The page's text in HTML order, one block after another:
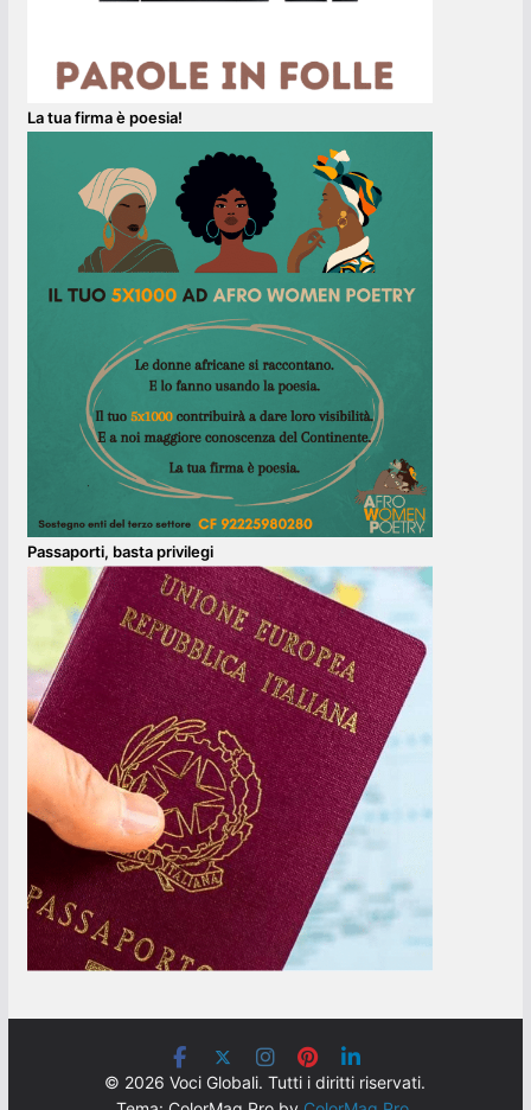
La tua firma è poesia!
Passaporti, basta privilegi
© 2026 Voci Globali. Tutti i diritti riservati.